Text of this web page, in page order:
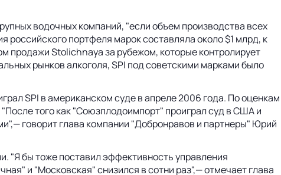
водочных компаний, "если объем производства всех
российского портфеля марок составляла около $1 млрд, к
продажи Stolichnaya за рубежом, которые контролирует
рынков алкоголя, SPI под советскими марками было
SPI в американском суде в апреле 2006 года. По оценкам
того как "Союзплодоимпорт" проиграл суд в США и
говорит глава компании "Добронравов и партнеры" Юрий
"Я бы тоже поставил эффективность управления
и "Московская" снизился в сотни раз",— отмечает глава